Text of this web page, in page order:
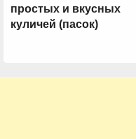
простых и вкусных
куличей (пасок)